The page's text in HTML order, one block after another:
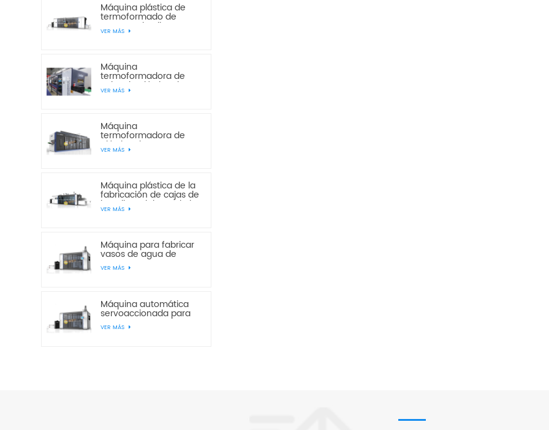
Máquina plástica de
termoformado de
envases de alimentos
de 3 estaciones de
VER MÁS
Máquina
termoformadora de
cajas de plástico de
tres estaciones de
VER MÁS
Máquina
termoformadora de
plástico de cuatro
estaciones
650
VER MÁS
Máquina plástica de la
fabricación de cajas de
la galleta del pan de la
torta de la estación del
VER MÁS
Máquina para fabricar
vasos de agua de
plástico desechables
servoautomáticos
VER MÁS
Máquina automática
servoaccionada para
fabricar vasos de agua
desechables de
VER MÁS